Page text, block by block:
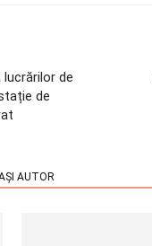
lucrărilor de
de
AUTOR